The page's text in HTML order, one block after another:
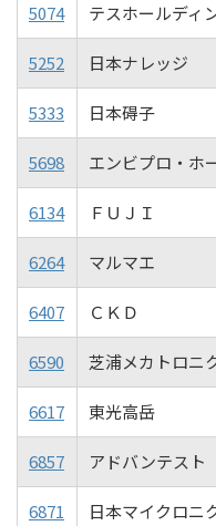
5074 テスホールディ
5252 日本ナレッジ
5333 日本碍子
5698 エンビプロ・ホ
6134 ＦＵＪＩ
6264 マルマエ
6407 ＣＫＤ
6590 芝浦メカトロニ
6617 東光高岳
6857 アドバンテスト
6871 日本マイクロニ